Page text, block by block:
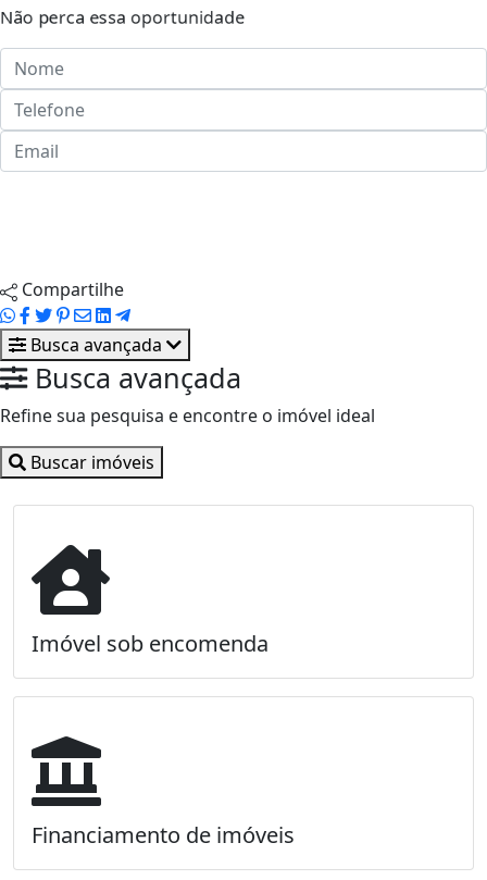
Não perca essa oportunidade
Compartilhe
Busca avançada
Busca avançada
Refine sua pesquisa e encontre o imóvel ideal
Buscar imóveis
Imóvel sob encomenda
Financiamento de imóveis